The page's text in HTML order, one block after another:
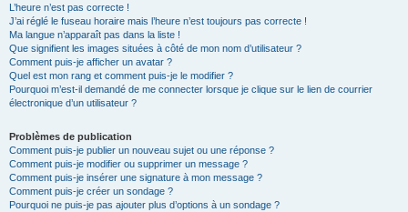
L’heure n’est pas correcte !
J’ai réglé le fuseau horaire mais l’heure n’est toujours pas correcte !
Ma langue n’apparaît pas dans la liste !
Que signifient les images situées à côté de mon nom d’utilisateur ?
Comment puis-je afficher un avatar ?
Quel est mon rang et comment puis-je le modifier ?
Pourquoi m’est-il demandé de me connecter lorsque je clique sur le lien de courrier
électronique d’un utilisateur ?
Problèmes de publication
Comment puis-je publier un nouveau sujet ou une réponse ?
Comment puis-je modifier ou supprimer un message ?
Comment puis-je insérer une signature à mon message ?
Comment puis-je créer un sondage ?
Pourquoi ne puis-je pas ajouter plus d’options à un sondage ?